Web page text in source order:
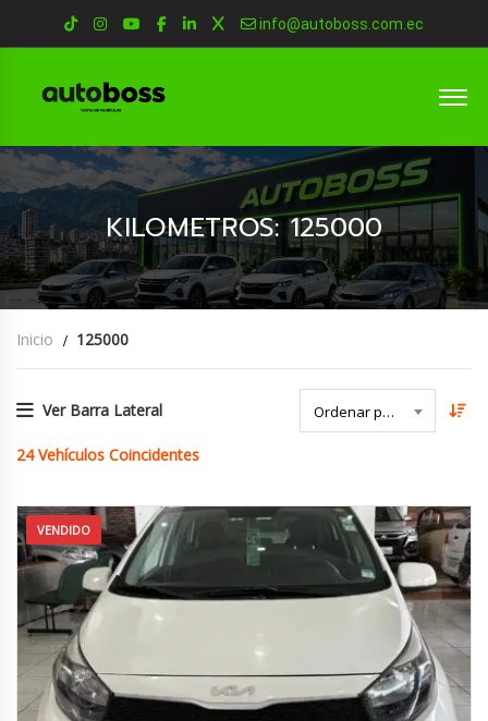
info@autoboss.com.ec
KILOMETROS: 125000
Inicio 125000
Ver Barra Lateral Ordenar por Fecha
24 Vehículos Coincidentes
VENDIDO